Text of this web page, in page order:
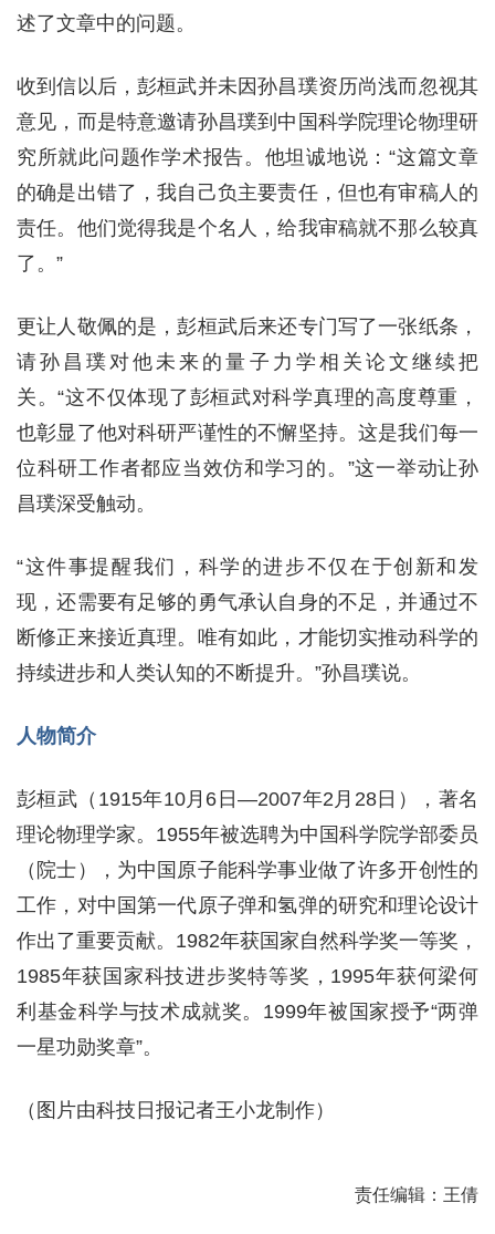
述了文章中的问题。
收到信以后，彭桓武并未因孙昌璞资历尚浅而忽视其
意见，而是特意邀请孙昌璞到中国科学院理论物理研
究所就此问题作学术报告。他坦诚地说：“这篇文章
的确是出错了，我自己负主要责任，但也有审稿人的
责任。他们觉得我是个名人，给我审稿就不那么较真
了。”
更让人敬佩的是，彭桓武后来还专门写了一张纸条，
请孙昌璞对他未来的量子力学相关论文继续把
关。“这不仅体现了彭桓武对科学真理的高度尊重，
也彰显了他对科研严谨性的不懈坚持。这是我们每一
位科研工作者都应当效仿和学习的。”这一举动让孙
昌璞深受触动。
“这件事提醒我们，科学的进步不仅在于创新和发
现，还需要有足够的勇气承认自身的不足，并通过不
断修正来接近真理。唯有如此，才能切实推动科学的
持续进步和人类认知的不断提升。”孙昌璞说。
人物简介
彭桓武（1915年10月6日—2007年2月28日），著名
理论物理学家。1955年被选聘为中国科学院学部委员
（院士），为中国原子能科学事业做了许多开创性的
工作，对中国第一代原子弹和氢弹的研究和理论设计
作出了重要贡献。1982年获国家自然科学奖一等奖，
1985年获国家科技进步奖特等奖，1995年获何梁何
利基金科学与技术成就奖。1999年被国家授予“两弹
一星功勋奖章”。
（图片由科技日报记者王小龙制作）
责任编辑：王倩